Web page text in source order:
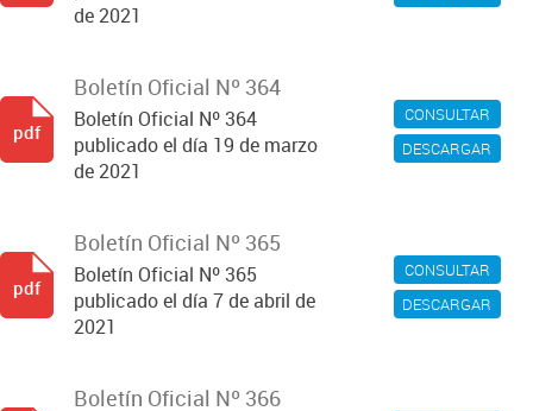
de 2021
CONSULTAR
DESCARGAR
Boletín Oficial Nº 364
Boletín Oficial Nº 364
publicado el día 19 de marzo
de 2021
pdf
CONSULTAR
DESCARGAR
Boletín Oficial Nº 365
Boletín Oficial Nº 365
publicado el día 7 de abril de
2021
pdf
Boletín Oficial Nº 366